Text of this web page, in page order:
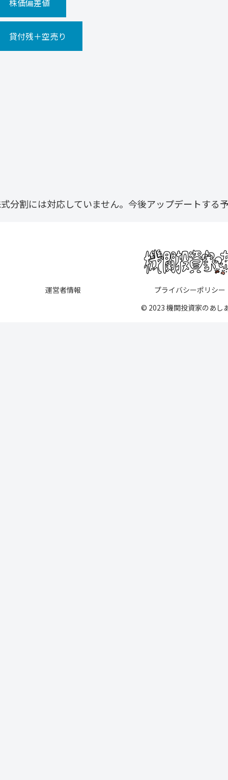
株価偏差値
貸付残＋空売り
分割には対応していません。今後アップデートする
運営者情報
プライバシーポリシー
© 2023 機関投資家のあし